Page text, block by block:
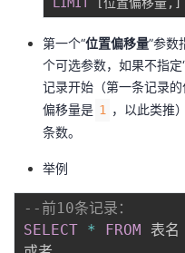
动
关
注
学
堂
Programs
持
我
第一个“位置偏移量”参数
个可选参数，如果不指
记录开始（第一条记录
偏移量是 1 ，以此类推
条数。
举例
--前10条记录：
SELECT * FROM 表名